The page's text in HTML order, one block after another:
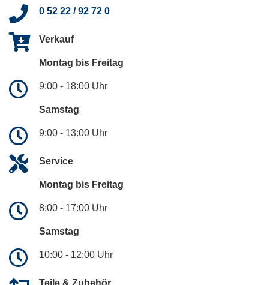
0 52 22 / 92 72 0
Verkauf
Montag bis Freitag
9:00 - 18:00 Uhr
Samstag
9:00 - 13:00 Uhr
Service
Montag bis Freitag
8:00 - 17:00 Uhr
Samstag
10:00 - 12:00 Uhr